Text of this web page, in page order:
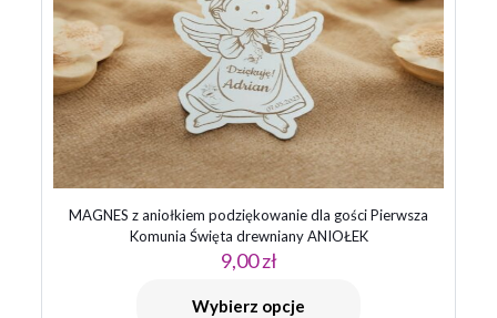
MAGNES z aniołkiem podziękowanie dla gości Pierwsza
Komunia Święta drewniany ANIOŁEK
9,00zł
Wybierz opcje